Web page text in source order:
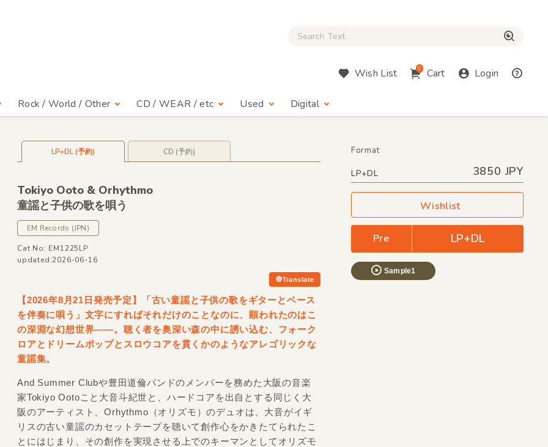
Close Search box
Wish List 0 Cart Login
Rock / World / Other CD / WEAR / etc Used Digital
LP+DL (予約) CD (予約)
Tokiyo Ooto &Orhythmo
童謡と子供の歌を唄う
EM Records (JPN)
Cat No: EM1225LP
updated:2026-06-16
Translate
Format
LP+DL 3850 JPY
Wishlist
Pre LP+DL
Sample1
【2026年8月21日発売予定】「古い童謡と子供の歌をギターとベース
を伴奏に唄う」文字にすればそれだけのことなのに、顕われたのはこ
の深淵な幻想世界――。聴く者を奥深い森の中に誘い込む、フォーク
ロアとドリームポップとスロウコアを貫くかのようなアレゴリックな
童謡集。
And Summer Clubや豊田道倫バンドのメンバーを務めた大阪の音楽
家Tokiyo Ootoこと大音斗紀世と、ハードコアを出自とする同じく大
阪のアーティスト、Orhythmo（オリズモ）のデュオは、大音がイギ
リスの古い童謡のカセットテープを聴いて創作心をかきたてられたこ
とにはじまり、その創作を実現させる上でのキーマンとしてオリズモ